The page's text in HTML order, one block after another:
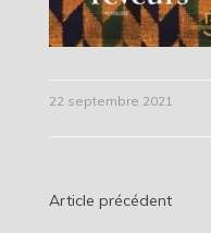
22 septembre 2021
Navigation
Article précédent